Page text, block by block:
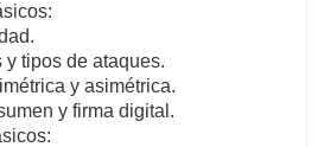
tipos de ataques.
y asimétrica.
y firma digital.